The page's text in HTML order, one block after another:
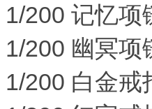
1/200 记忆项
1/200 幽冥项
1/200 白金戒